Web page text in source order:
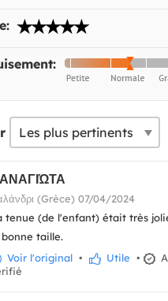
(Grèce) 07/04/2024
tenue (de l'enfant) était très
bonne taille.
Voir l'original • Utile •